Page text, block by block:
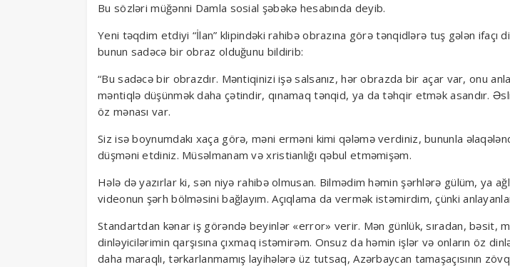
Bu sözləri müğənni Damla sosial şəbəkə hesabında deyib.
Yeni təqdim etdiyi “İlan” klipindəki rahibə obrazına görə tənqidlərə tuş gələn ifaçı
bunun sadəcə bir obraz olduğunu bildirib:
“Bu sadəcə bir obrazdır. Məntiqinizi işə salsanız, hər obrazda bir açar var, onu
məntiqlə düşünmək daha çətindir, qınamaq tənqid, ya da təhqir etmək asandır.
öz mənası var.
Siz isə boynumdakı xaça görə, məni erməni kimi qələmə verdiniz, bununla
düşməni etdiniz. Müsəlmanam və xristianlığı qəbul etməmişəm.
Hələ də yazırlar ki, sən niyə rahibə olmusan. Bilmədim həmin şərhlərə gülüm, ya
videonun şərh bölməsini bağlayım. Açıqlama da vermək istəmirdim, çünki
Standartdan kənar iş görəndə beyinlər «error» verir. Mən günlük, sıradan, bəsit,
dinləyicilərimin qarşısına çıxmaq istəmirəm. Onsuz da həmin işlər və onların öz
daha maraqlı, tərkarlanmamış layihələrə üz tutsaq, Azərbaycan tamaşaçısının